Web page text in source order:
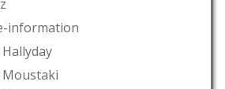
information